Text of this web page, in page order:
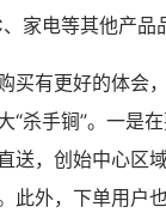
家电等其他产品
买有更好的体会
“杀手锏”。一是
送，创始中心区
此外，下单用户